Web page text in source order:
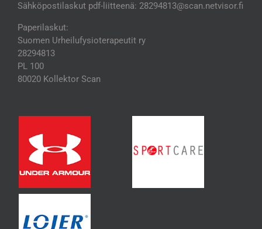
Sähköpostilaskut pdf-liitteenä: 28294813@scan.netvisor.fi
Paperilaskut:
Suomen Urheilufysioterapeutit ry
28294813
PL 100
80020 Kollektor Scan